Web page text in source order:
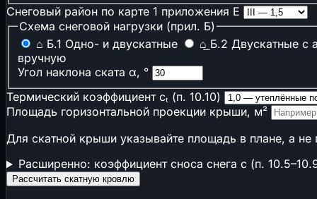
⚖️Пени и риск РНП
⚖️Неустойка по договору
🏦 Стоимость банковской гарантии
⚠️Риски строительных проектов
📋 Калькуляторы ресурсов ГЭСНр
🌱Экология и комфорт
🌱 Эко-баллы ГОСТ Р 70346
🌱Эко-баллы ГОСТ Р 71392 (ИЖС)
↗ Возможно вам будет интересно
Снеговый район по карте 1 приложения Е
Схема снеговой нагрузки (прил. Б)
⌂ Б.1 Одно- и двускатные ⌂̲ Б.2 Двускатные с
вручную
Угол наклона ската α, °
Термический коэффициент cₜ (п. 10.10)
Площадь горизонтальной проекции крыши, м²
Для скатной крыши указывайте площадь в плане, а
Расширенно: коэффициент сноса снега c (п.
Рассчитать скатную кровлю